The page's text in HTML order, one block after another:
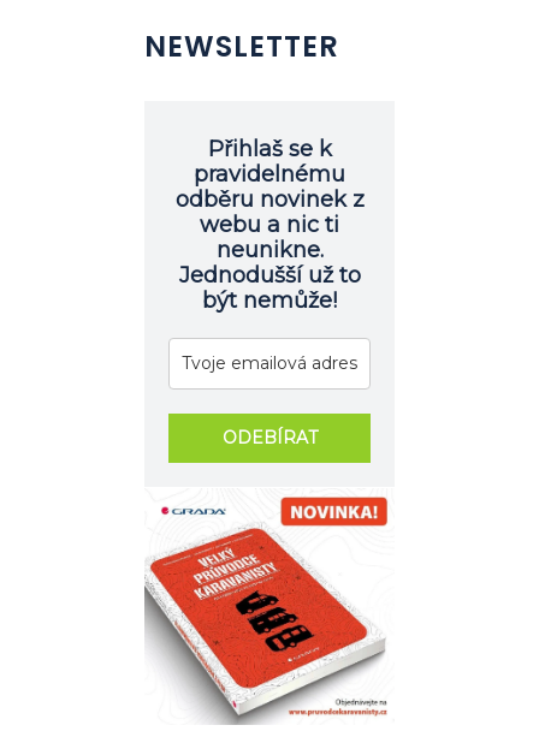
NEWSLETTER
Přihlaš se k
pravidelnému
odběru novinek z
webu a nic ti
neunikne.
Jednodušší už to
být nemůže!
ODEBÍRAT